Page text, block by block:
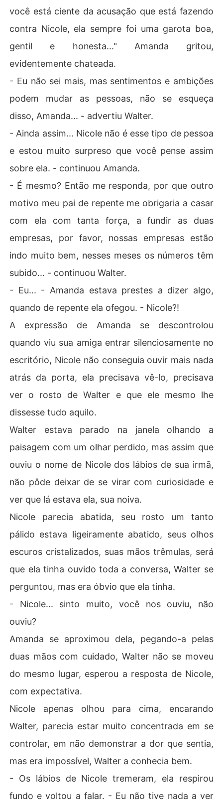
você está ciente da acusação que está fazendo
contra Nicole, ela sempre foi uma garota boa,
gentil e honesta..." Amanda gritou,
evidentemente chateada.
- Eu não sei mais, mas sentimentos e ambições
podem mudar as pessoas, não se esqueça
disso, Amanda... - advertiu Walter.
- Ainda assim... Nicole não é esse tipo de pessoa
e estou muito surpreso que você pense assim
sobre ela. - continuou Amanda.
- É mesmo? Então me responda, por que outro
motivo meu pai de repente me obrigaria a casar
com ela com tanta força, a fundir as duas
empresas, por favor, nossas empresas estão
indo muito bem, nesses meses os números têm
subido... - continuou Walter.
- Eu... - Amanda estava prestes a dizer algo,
quando de repente ela ofegou. - Nicole?!
A expressão de Amanda se descontrolou
quando viu sua amiga entrar silenciosamente no
escritório, Nicole não conseguia ouvir mais nada
atrás da porta, ela precisava vê-lo, precisava
ver o rosto de Walter e que ele mesmo lhe
dissesse tudo aquilo.
Walter estava parado na janela olhando a
paisagem com um olhar perdido, mas assim que
ouviu o nome de Nicole dos lábios de sua irmã,
não pôde deixar de se virar com curiosidade e
ver que lá estava ela, sua noiva.
Nicole parecia abatida, seu rosto um tanto
pálido estava ligeiramente abatido, seus olhos
escuros cristalizados, suas mãos trêmulas, será
que ela tinha ouvido toda a conversa, Walter se
perguntou, mas era óbvio que ela tinha.
- Nicole... sinto muito, você nos ouviu, não
ouviu?
Amanda se aproximou dela, pegando-a pelas
duas mãos com cuidado, Walter não se moveu
do mesmo lugar, esperou a resposta de Nicole,
com expectativa.
Nicole apenas olhou para cima, encarando
Walter, parecia estar muito concentrada em se
controlar, em não demonstrar a dor que sentia,
mas era impossível, Walter a conhecia bem.
- Os lábios de Nicole tremeram, ela respirou
fundo e voltou a falar. - Eu não tive nada a ver